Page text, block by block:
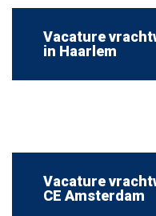
Vacature
in Haarlem
Vacature
CE Amsterdam